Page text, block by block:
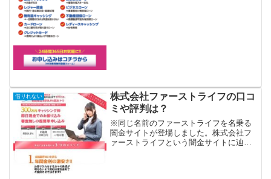
借りれない
株式会社ファーストライフの口コ
ミや評判は？
※同じ名前のファーストライフを名乗る
闇金サイトが登場しました。株式会社フ
ァーストライフという闇金サイトに辿り